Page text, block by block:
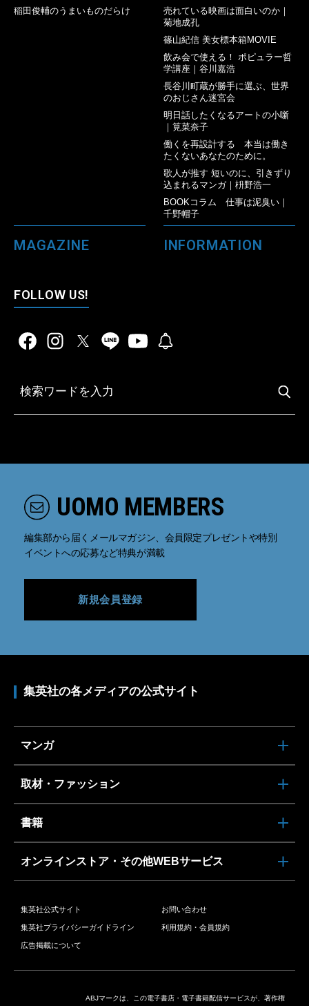
稲田俊輔のうまいものだらけ
売れている映画は面白いのか｜
菊地成孔
篠山紀信 美女標本箱MOVIE
飲み会で使える！ ポピュラー哲
学講座｜谷川嘉浩
長谷川町蔵が勝手に選ぶ、世界
のおじさん迷宮会
明日話したくなるアートの小噺
｜筧菜奈子
働くを再設計する 本当は働き
たくないあなたのために。
歌人が推す 短いのに、引きずり
込まれるマンガ｜枡野浩一
BOOKコラム 仕事は泥臭い｜
千野帽子
MAGAZINE INFORMATION
FOLLOW US!
UOMO MEMBERS
編集部から届くメールマガジン、会員限定プレゼントや特別
イベントへの応募など特典が満載
新規会員登録
集英社の各メディアの公式サイト
マンガ
取材・ファッション
書籍
オンラインストア・その他WEBサービス
集英社公式サイト お問い合わせ
集英社プライバシーガイドライン 利用規約・会員規約
広告掲載について
ABJマークは、この電子書店・電子書籍配信サービスが、著作権